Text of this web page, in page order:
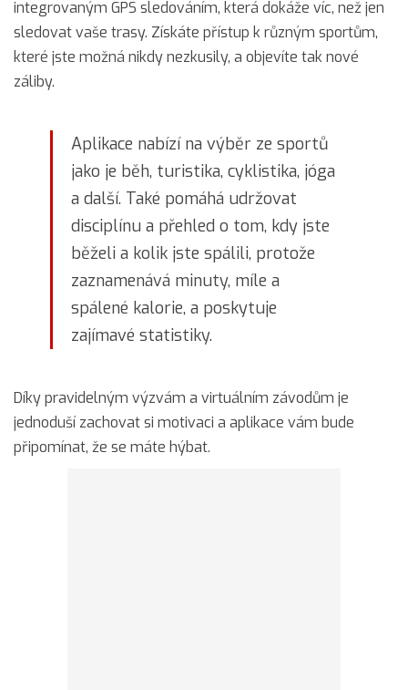
integrovaným GPS sledováním, která dokáže víc, než jen
sledovat vaše trasy. Získáte přístup k různým sportům,
které jste možná nikdy nezkusily, a objevíte tak nové
záliby.
Aplikace nabízí na výběr ze sportů
jako je běh, turistika, cyklistika, jóga
a další. Také pomáhá udržovat
disciplínu a přehled o tom, kdy jste
běželi a kolik jste spálili, protože
zaznamenává minuty, míle a
spálené kalorie, a poskytuje
zajímavé statistiky.
Díky pravidelným výzvám a virtuálním závodům je
jednoduší zachovat si motivaci a aplikace vám bude
připomínat, že se máte hýbat.